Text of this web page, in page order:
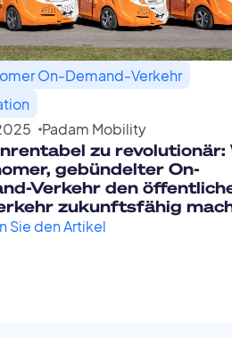
On-Demand-Verkehr
Padam Mobility
zu revolutionär:
gebündelter On-
Verkehr den
zukunftsfähig
Sie den Artikel